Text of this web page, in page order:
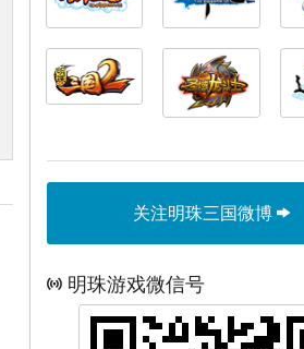
关注明珠三国微博
明珠游戏微信号